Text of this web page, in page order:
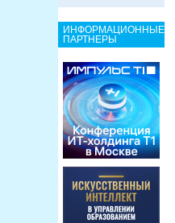
ИНФОРМАЦИОННЫЕ
ПАРТНЕРЫ